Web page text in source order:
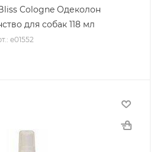
Cologne Одеколон
для собак 118 мл
e01552